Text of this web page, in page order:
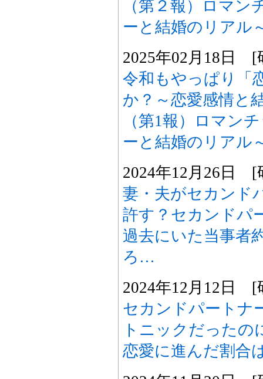
（第２報）ロマ
ーと結婚のリアル
2025年02月18日 [
令和もやっぱり「
か？～恋愛感情と
（第1報）ロマン
ーと結婚のリアル
2024年12月26日 [
妻・夫がセカンド
許す？セカンドパ
過去にいた当事者
ろ…
2024年12月12日 [
セカンドパートナ
トニックだったの
恋愛に進んだ割合